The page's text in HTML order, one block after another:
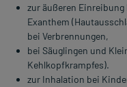
zur äußeren
Exanthem
bei Verbrennungen,
bei Säuglingen und
Kehlkopfkrampfes).
zur Inhalation bei